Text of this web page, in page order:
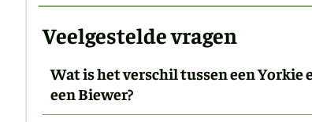
Veelgestelde vragen
Wat is het verschil tussen een Yorkie
een Biewer?